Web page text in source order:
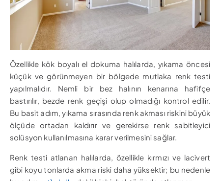
Özellikle kök boyalı el dokuma halılarda, yıkama öncesi
küçük ve görünmeyen bir bölgede mutlaka renk testi
yapılmalıdır. Nemli bir bez halının kenarına hafifçe
bastırılır, bezde renk geçişi olup olmadığı kontrol edilir.
Bu basit adım, yıkama sırasında renk akması riskini büyük
ölçüde ortadan kaldırır ve gerekirse renk sabitleyici
solüsyon kullanılmasına karar verilmesini sağlar.
Renk testi atlanan halılarda, özellikle kırmızı ve lacivert
gibi koyu tonlarda akma riski daha yüksektir; bu nedenle